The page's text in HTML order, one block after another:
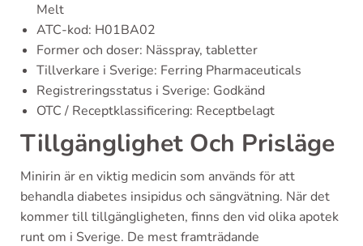
Melt
ATC-kod: H01BA02
Former och doser: Nässpray, tabletter
Tillverkare i Sverige: Ferring Pharmaceuticals
Registreringsstatus i Sverige: Godkänd
OTC / Receptklassificering: Receptbelagt
Tillgänglighet Och Prisläge
Minirin är en viktig medicin som används för att
behandla diabetes insipidus och sängvätning. När det
kommer till tillgängligheten, finns den vid olika apotek
runt om i Sverige. De mest framträdande